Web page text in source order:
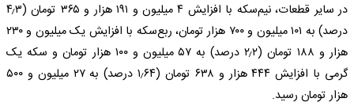
در سایر قطعات، نیم‌سکه با افزایش ۴ میلیون و ۱۹۱ هزار و ۳۶۵ تومان (۴٫۳
درصد) به ۱۰۱ میلیون و ۷۰۰ هزار تومان، ربع‌سکه با افزایش یک میلیون و ۲۳۰
هزار و ۱۸۸ تومان (۲٫۲ درصد) به ۵۷ میلیون و ۱۰۰ هزار تومان و سکه یک‌
گرمی با افزایش ۴۴۴ هزار و ۶۳۸ تومان (۱٫۶۴ درصد) به ۲۷ میلیون و ۵۰۰
هزار تومان رسید.